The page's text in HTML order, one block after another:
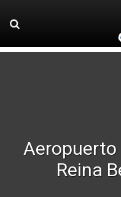
Aeropuerto
Reina